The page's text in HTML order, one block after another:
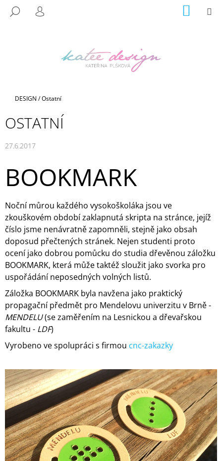
HLEDAT
PŘIHLÁŠENÍ KOŠÍK
Domů
DESIGN /Ostatní
OSTATNÍ
27.6.2017
BOOKMARK
Noční můrou každého vysokoškoláka jsou ve
zkouškovém období zaklapnutá skripta na stránce, jejíž
číslo jsme nenávratně zapomněli, stejně jako obsah
doposud přečtených stránek. Nejen studenti proto
ocení jako dobrou pomůcku do studia dřevěnou záložku
BOOKMARK, která může taktéž sloužit jako svorka pro
uspořádání neposedných volných listů.
Záložka BOOKMARK byla navžena jako praktický
propagační předmět pro Mendelovu univerzitu v Brně -
MENDELU(se zaměřením na Lesnickou a dřevařskou
fakultu - LDF)
Vyrobeno ve spolupráci s firmou cnc-zakazky
O
T
Ř
E
B
J
E
E
N
A
J
Í
T
?